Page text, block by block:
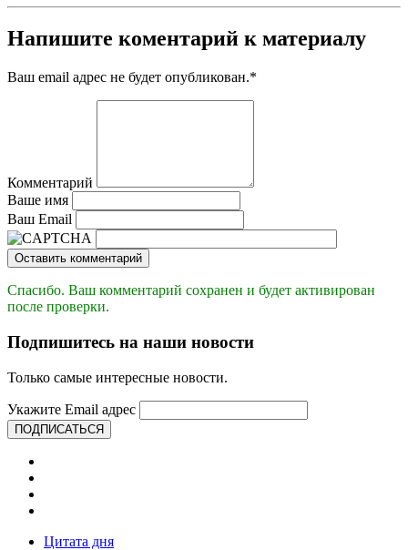
Напишите коментарий к материалу
Ваш email адрес не будет опубликован.*
Комментарий
Ваше имя
Ваш Email
Оставить комментарий
Спасибо. Ваш комментарий сохранен и будет активирован
после проверки.
Подпишитесь на наши новости
Только самые интересные новости.
Укажите Email адрес
ПОДПИСАТЬСЯ
Цитата дня